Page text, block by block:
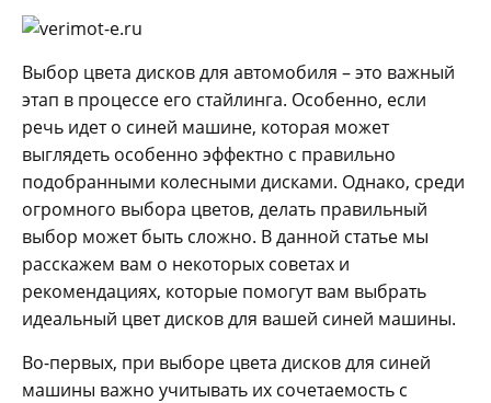
Выбор цвета дисков для автомобиля – это важный
этап в процессе его стайлинга. Особенно, если
речь идет о синей машине, которая может
выглядеть особенно эффектно с правильно
подобранными колесными дисками. Однако, среди
огромного выбора цветов, делать правильный
выбор может быть сложно. В данной статье мы
расскажем вам о некоторых советах и
рекомендациях, которые помогут вам выбрать
идеальный цвет дисков для вашей синей машины.
Во-первых, при выборе цвета дисков для синей
машины важно учитывать их сочетаемость с